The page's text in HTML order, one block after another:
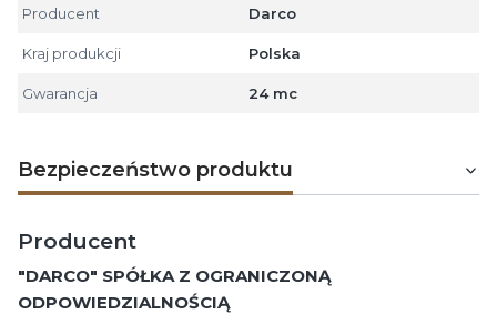
Producent Darco
Kraj produkcji Polska
Gwarancja 24 mc
Bezpieczeństwo produktu
Producent
"DARCO" SPÓŁKA Z OGRANICZONĄ
ODPOWIEDZIALNOŚCIĄ